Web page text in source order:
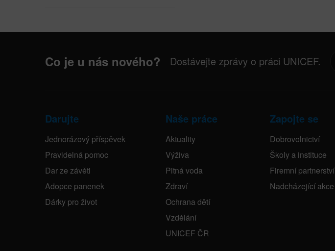
Co je u nás nového? Dostávejte zprávy o práci UNICEF.
Darujte
Jednorázový příspěvek
Pravidelná pomoc
Dar ze závěti
Adopce panenek
Dárky pro život
Naše práce
Aktuality
Výživa
Pitná voda
Zdraví
Ochrana dětí
Vzdělání
UNICEF ČR
Zapojte se
Dobrovolnictví
Školy a instituce
Firemní partnerství
Nadcházející akce